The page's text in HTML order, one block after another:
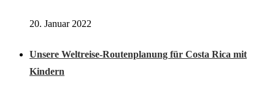
20. Januar 2022
Unsere Weltreise-Routenplanung für Costa Rica mit
Kindern